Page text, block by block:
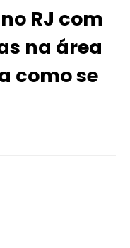
RJ com
na área
como se